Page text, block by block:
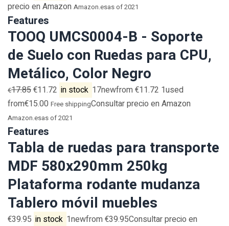
precio en Amazon Amazon.esas of 2021
Features
TOOQ UMCS0004-B - Soporte
de Suelo con Ruedas para CPU,
Metálico, Color Negro
€17.85€11.72 in stock 17newfrom €11.72 1used
from€15.00 Free shippingConsultar precio en Amazon
Amazon.esas of 2021
Features
Tabla de ruedas para transporte
MDF 580x290mm 250kg
Plataforma rodante mudanza
Tablero móvil muebles
€39.95 in stock 1newfrom €39.95Consultar precio en